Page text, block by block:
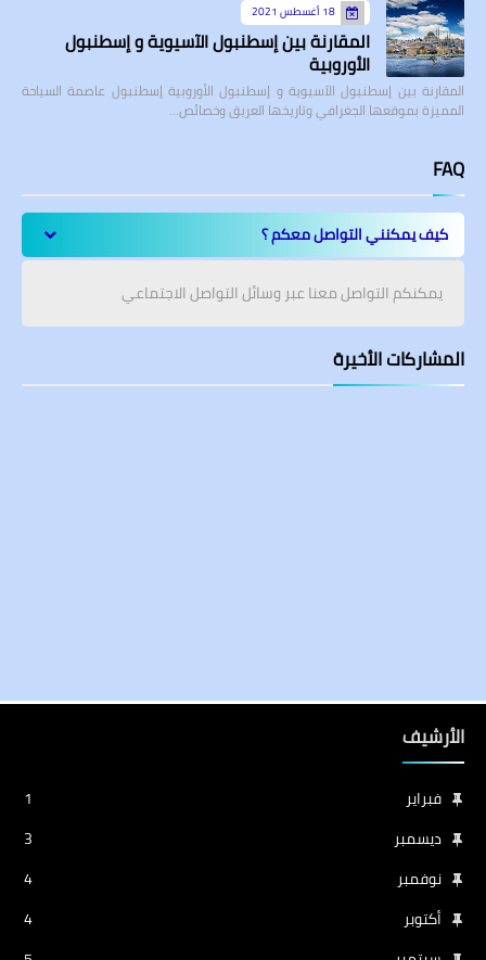
18 أغسطس 2021
المقارنة بين إسطنبول الآسيوية و إسطنبول
الأوروبية
المقارنة بين إسطنبول الآسيوية و إسطنبول الأوروبية إسطنبول عاصمة السياحة
المميزة بموقعها الجغرافي وتاريخها العريق وخصائص…
FAQ
كيف يمكنني التواصل معكم ؟
يمكنكم التواصل معنا عبر وسائل التواصل الاجتماعي
المشاركات الأخيرة
الأرشيف
فبراير
1
ديسمبر
3
نوفمبر
4
أكتوبر
4